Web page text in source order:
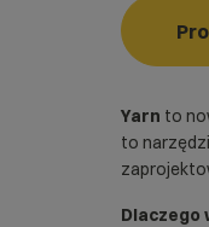
Yarn to
to
Dlaczego